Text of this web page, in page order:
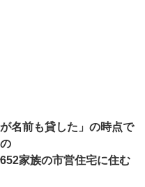
名前も貸した」の時点で
家族の市営住宅に住む